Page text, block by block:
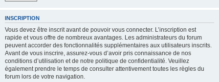
INSCRIPTION
Vous devez être inscrit avant de pouvoir vous connecter. L’inscription est
rapide et vous offre de nombreux avantages. Les administrateurs du forum
peuvent accorder des fonctionnalités supplémentaires aux utilisateurs inscrits.
Avant de vous inscrire, assurez-vous d’avoir pris connaissance de nos
conditions d’utilisation et de notre politique de confidentialité. Veuillez
également prendre le temps de consulter attentivement toutes les règles du
forum lors de votre navigation.